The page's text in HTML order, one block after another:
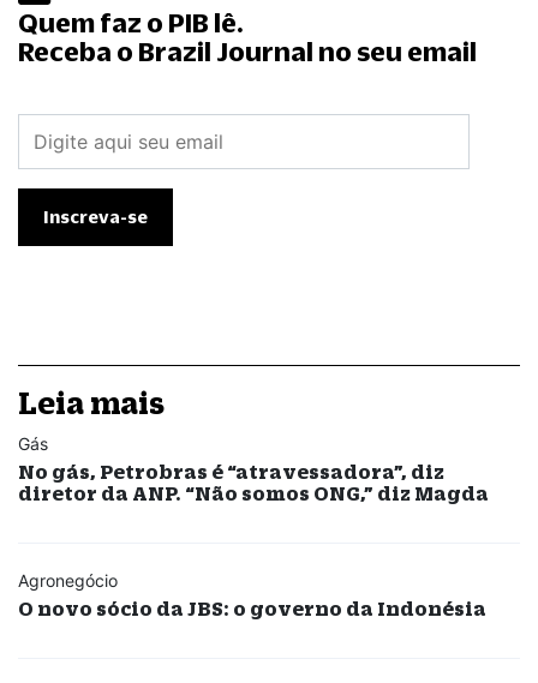
Quem faz o PIB lê.
Receba o Brazil Journal no seu email
Leia mais
Gás
No gás, Petrobras é “atravessadora”, diz
diretor da ANP. “Não somos ONG,” diz Magda
Agronegócio
O novo sócio da JBS: o governo da Indonésia